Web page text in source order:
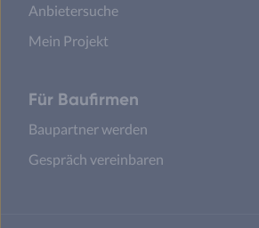
Anbietersuche
Mein Projekt
Für Baufirmen
Baupartner werden
Gespräch vereinbaren